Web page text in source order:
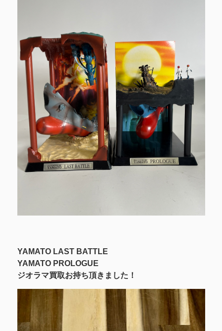
YAMATO LAST BATTLE
YAMATO PROLOGUE
ジオラマ買取お持ち頂きました！